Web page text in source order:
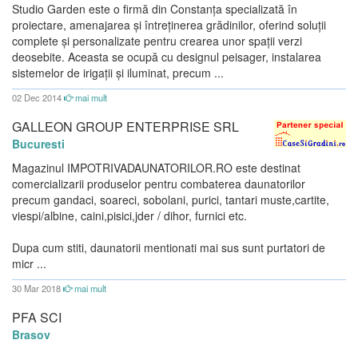
Studio Garden este o firmă din Constanța specializată în
proiectare, amenajarea și întreținerea grădinilor, oferind soluții
complete și personalizate pentru crearea unor spații verzi
deosebite. Aceasta se ocupă cu designul peisager, instalarea
sistemelor de irigații și iluminat, precum ...
02 Dec 2014 mai mult
GALLEON GROUP ENTERPRISE SRL
Bucuresti
Magazinul IMPOTRIVADAUNATORILOR.RO este destinat
comercializarii produselor pentru combaterea daunatorilor
precum gandaci, soareci, sobolani, purici, tantari muste,cartite,
viespi/albine, caini,pisici,jder / dihor, furnici etc.
Dupa cum stiti, daunatorii mentionati mai sus sunt purtatori de
micr ...
30 Mar 2018 mai mult
PFA SCI
Brasov